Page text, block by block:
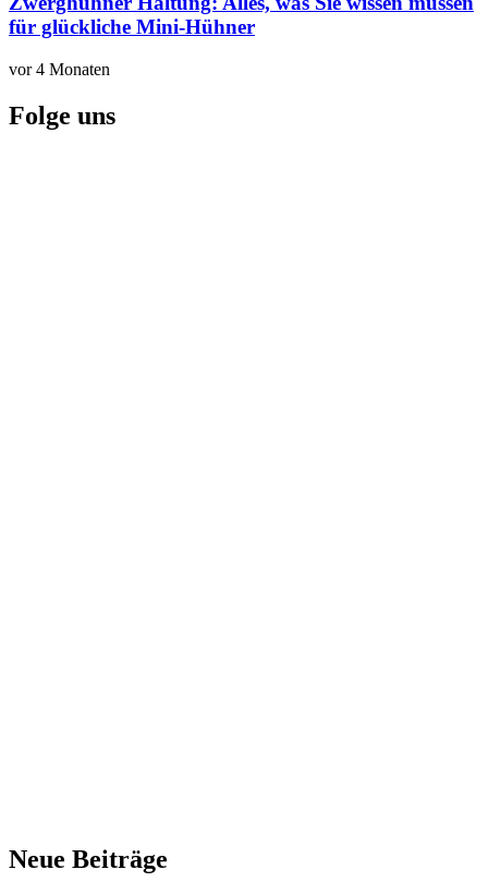
für glückliche Mini-Hühner
vor 4 Monaten
Folge uns
Neue Beiträge